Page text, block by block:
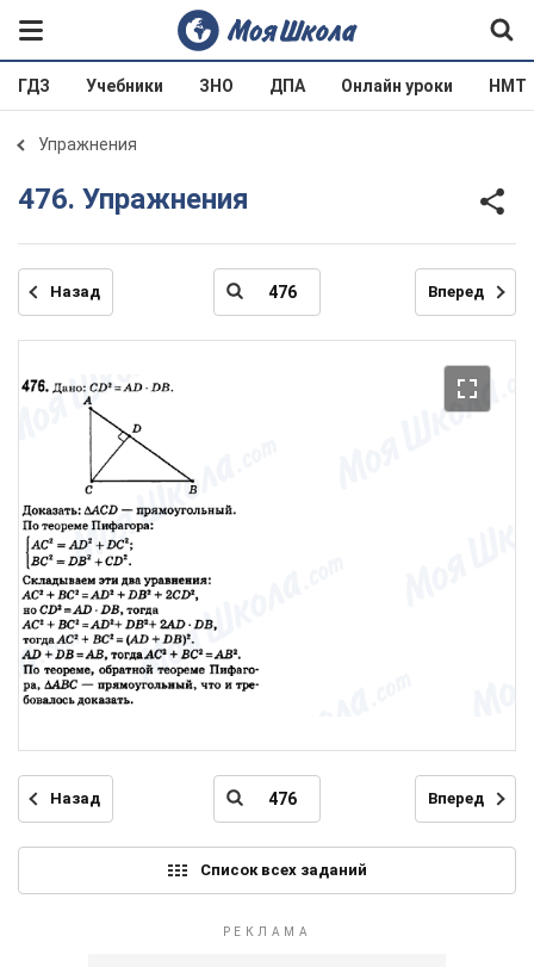
ГДЗ Учебники ЗНО ДПА Онлайн уроки НМТ
Упражнения
476. Упражнения
Назад Вперед
Назад Вперед
Список всех заданий